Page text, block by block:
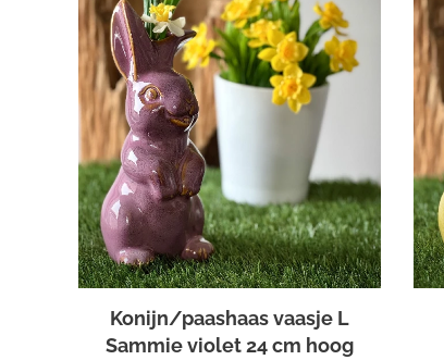
Konijn/paashaas vaasje L
Sammie violet 24 cm hoog